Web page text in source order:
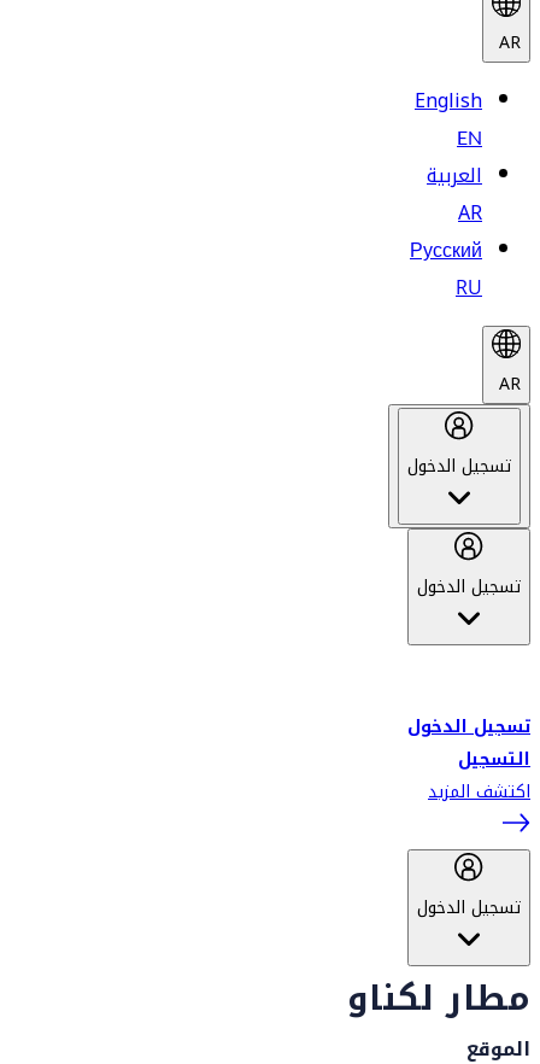
AR
English
EN
العربية
AR
Русский
RU
AR
تسجيل الدخول
تسجيل الدخول
تسجيل الدخول
التسجيل
اكتشف المزيد
تسجيل الدخول
مطار لكناو
الموقع